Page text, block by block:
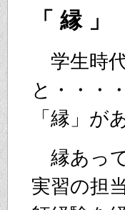
「 縁 」
学生時
と・・・
「縁」が
縁あっ
実習の担